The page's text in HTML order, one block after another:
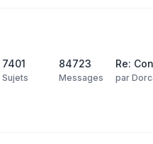
7401
Sujets
84723
Messages
Re:
par